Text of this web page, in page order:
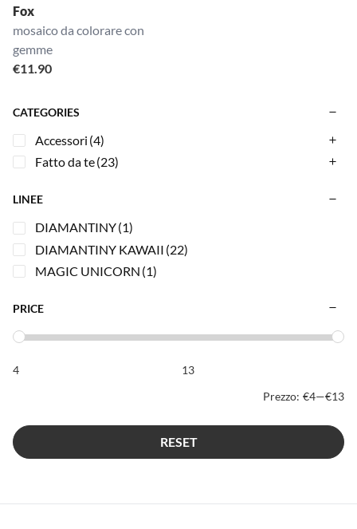
Fox
mosaico da colorare con
gemme
€11.90
CATEGORIES
Accessori (4)
Fatto da te(23)
LINEE
DIAMANTINY(1)
DIAMANTINY KAWAII (22)
MAGIC UNICORN (1)
PRICE
Prezzo: €4—€13
RESET